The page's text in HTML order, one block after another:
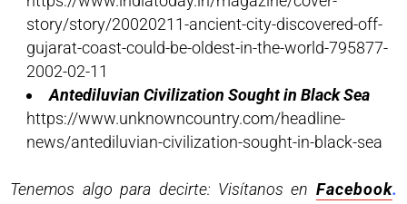
story/story/20020211-ancient-city-discovered-off-
gujarat-coast-could-be-oldest-in-the-world-795877-
2002-02-11
Antediluvian Civilization Sought in Black Sea
https://www.unknowncountry.com/headline-
news/antediluvian-civilization-sought-in-black-sea
Tenemos algo para decirte: Visítanos en Facebook.